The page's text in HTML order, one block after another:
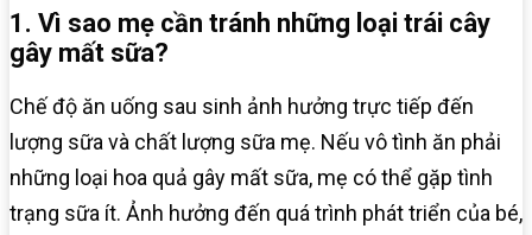
1. Vì sao mẹ cần tránh những loại trái cây
gây mất sữa?
Chế độ ăn uống sau sinh ảnh hưởng trực tiếp đến
lượng sữa và chất lượng sữa mẹ. Nếu vô tình ăn phải
những loại hoa quả gây mất sữa, mẹ có thể gặp tình
trạng sữa ít. Ảnh hưởng đến quá trình phát triển của bé,